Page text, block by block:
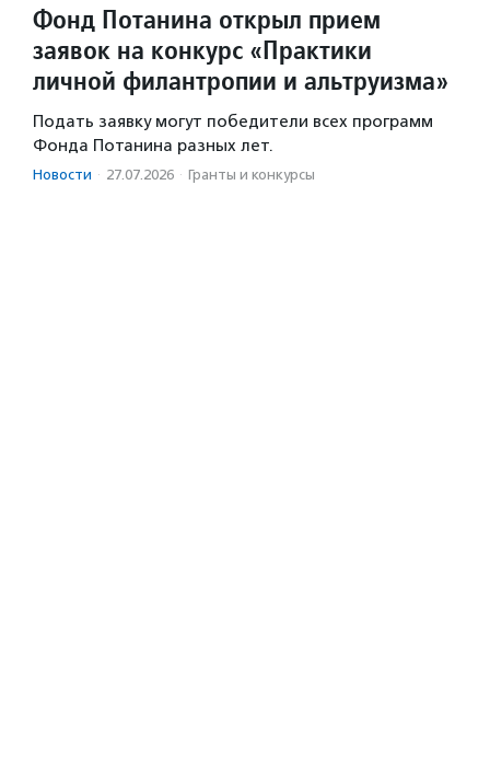
Фонд Потанина открыл прием
заявок на конкурс «Практики
личной филантропии и альтруизма»
Подать заявку могут победители всех программ
Фонда Потанина разных лет.
Новости · 27.07.2026 · Гранты и конкурсы